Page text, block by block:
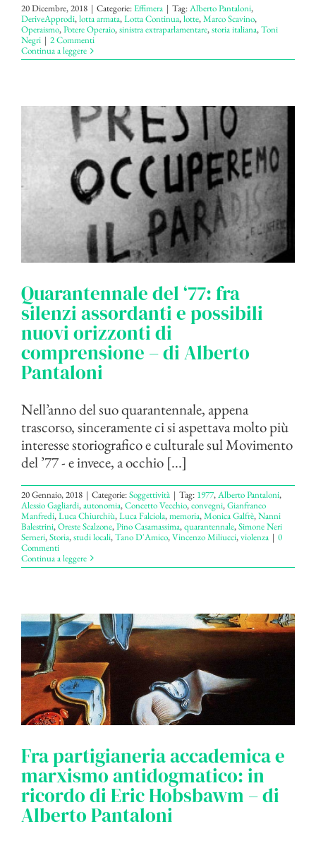
20 Dicembre, 2018 | Categorie:Effimera | Tag:Alberto Pantaloni,
DeriveApprodi,lotta armata,Lotta Continua,lotte,Marco Scavino,
Operaismo,Potere Operaio,sinistra extraparlamentare,storia italiana,Toni
Negri | 2 Commenti
Continua a leggere
Quarantennale del ‘77: fra
silenzi assordanti e possibili
nuovi orizzonti di
comprensione – di Alberto
Pantaloni
Nell’anno del suo quarantennale, appena
trascorso, sinceramente ci si aspettava molto più
interesse storiografico e culturale sul Movimento
del ’77 - e invece, a occhio [...]
20 Gennaio, 2018 | Categorie:Soggettività | Tag: 1977,Alberto Pantaloni,
Alessio Gagliardi,autonomia,Concetto Vecchio,convegni,Gianfranco
Manfredi,Luca Chiurchiù,Luca Falciola,memoria,Monica Galfrè,Nanni
Balestrini,Oreste Scalzone,Pino Casamassima,quarantennale,Simone Neri
Serneri,Storia,studi locali,Tano D'Amico,Vincenzo Miliucci,violenza | 0
Commenti
Continua a leggere
Fra partigianeria accademica e
marxismo antidogmatico: in
ricordo di Eric Hobsbawm – di
Alberto Pantaloni